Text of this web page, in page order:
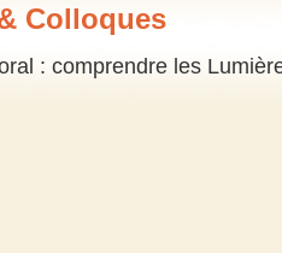
Colloques
: comprendre les